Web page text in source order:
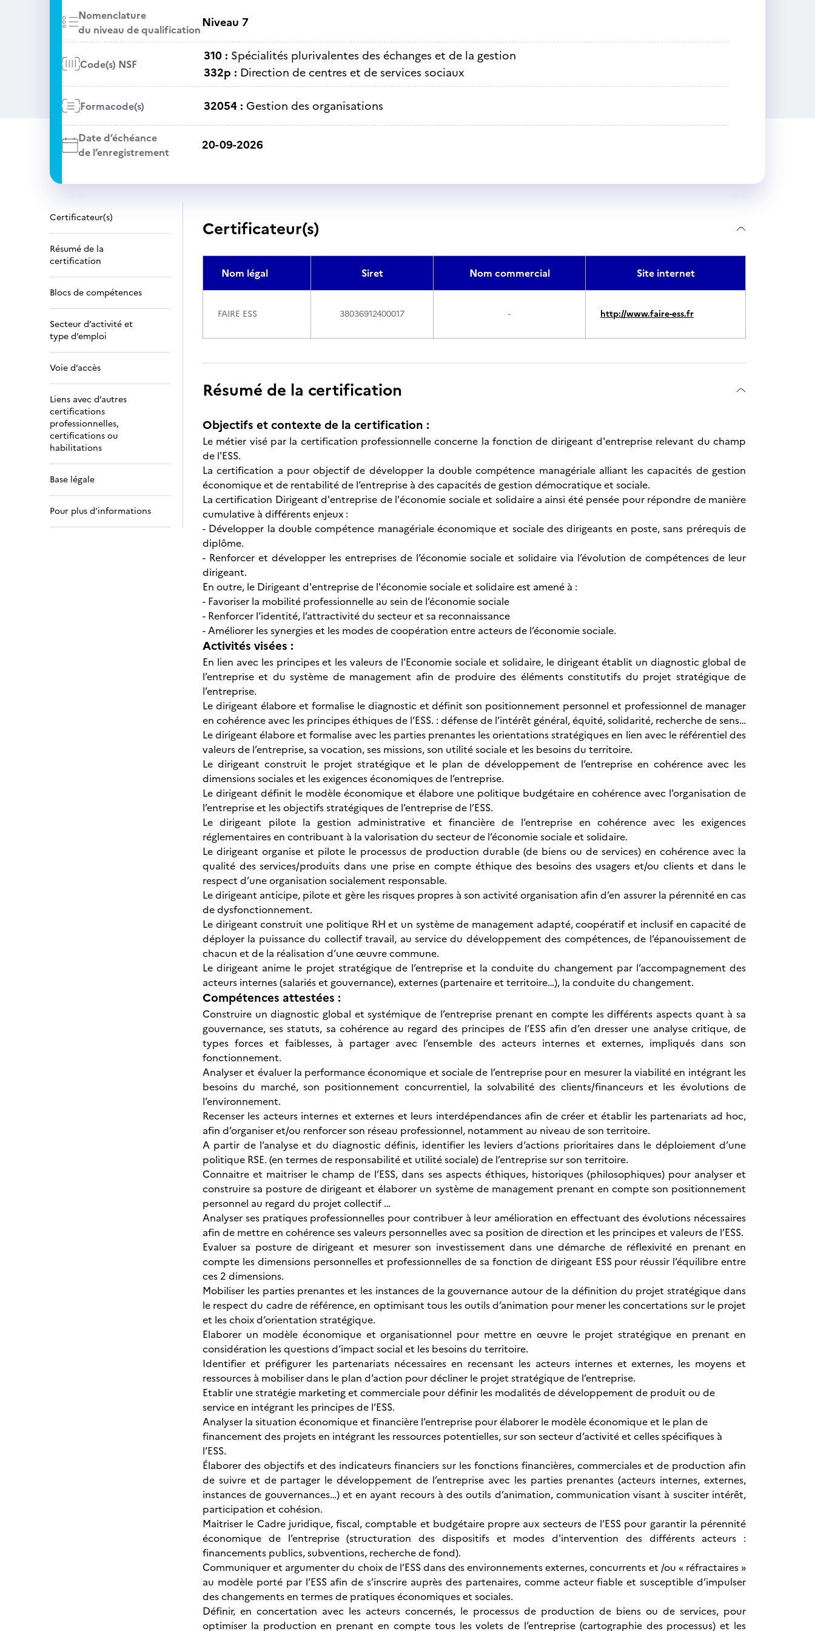
Nomenclature
du niveau de qualificationNiveau 7
Code(s) NSF
310 : Spécialités plurivalentes des échanges et de la gestion
332p : Direction de centres et de services sociaux
Formacode(s) 32054 : Gestion des organisations
Date d’échéance
de l’enregistrement
20-09-2026
Certificateur(s)
Résumé de la
certification
Blocs de compétences
Secteur d’activité et
type d’emploi
Voie d’accès
Liens avec d’autres
certifications
professionnelles,
certifications ou
habilitations
Base légale
Pour plus d’informations
Certificateur(s)
Nom légal Siret Nom commercial Site internet
FAIRE ESS 38036912400017 - http://www.faire-ess.fr
Résumé de la certification
Objectifs et contexte de la certification :
Le métier visé par la certification professionnelle concerne la fonction de dirigeant d'entreprise relevant du champ
de l'ESS.
La certification a pour objectif de développer la double compétence managériale alliant les capacités de gestion
économique et de rentabilité de l’entreprise à des capacités de gestion démocratique et sociale.
La certification Dirigeant d'entreprise de l'économie sociale et solidaire a ainsi été pensée pour répondre de manière
cumulative à différents enjeux :
- Développer la double compétence managériale économique et sociale des dirigeants en poste, sans prérequis de
diplôme.
- Renforcer et développer les entreprises de l’économie sociale et solidaire via l’évolution de compétences de leur
dirigeant.
En outre, le Dirigeant d'entreprise de l'économie sociale et solidaire est amené à :
- Favoriser la mobilité professionnelle au sein de l’économie sociale
- Renforcer l’identité, l’attractivité du secteur et sa reconnaissance
- Améliorer les synergies et les modes de coopération entre acteurs de l’économie sociale.
Activités visées :
En lien avec les principes et les valeurs de l’Economie sociale et solidaire, le dirigeant établit un diagnostic global de
l’entreprise et du système de management afin de produire des éléments constitutifs du projet stratégique de
l’entreprise.
Le dirigeant élabore et formalise le diagnostic et définit son positionnement personnel et professionnel de manager
en cohérence avec les principes éthiques de l’ESS. : défense de l’intérêt général, équité, solidarité, recherche de sens…
Le dirigeant élabore et formalise avec les parties prenantes les orientations stratégiques en lien avec le référentiel des
valeurs de l’entreprise, sa vocation, ses missions, son utilité sociale et les besoins du territoire.
Le dirigeant construit le projet stratégique et le plan de développement de l’entreprise en cohérence avec les
dimensions sociales et les exigences économiques de l’entreprise.
Le dirigeant définit le modèle économique et élabore une politique budgétaire en cohérence avec l’organisation de
l’entreprise et les objectifs stratégiques de l’entreprise de l’ESS.
Le dirigeant pilote la gestion administrative et financière de l’entreprise en cohérence avec les exigences
réglementaires en contribuant à la valorisation du secteur de l’économie sociale et solidaire.
Le dirigeant organise et pilote le processus de production durable (de biens ou de services) en cohérence avec la
qualité des services/produits dans une prise en compte éthique des besoins des usagers et/ou clients et dans le
respect d’une organisation socialement responsable.
Le dirigeant anticipe, pilote et gère les risques propres à son activité organisation afin d’en assurer la pérennité en cas
de dysfonctionnement.
Le dirigeant construit une politique RH et un système de management adapté, coopératif et inclusif en capacité de
déployer la puissance du collectif travail, au service du développement des compétences, de l’épanouissement de
chacun et de la réalisation d’une œuvre commune.
Le dirigeant anime le projet stratégique de l’entreprise et la conduite du changement par l’accompagnement des
acteurs internes (salariés et gouvernance), externes (partenaire et territoire…), la conduite du changement.
Compétences attestées :
Construire un diagnostic global et systémique de l’entreprise prenant en compte les différents aspects quant à sa
gouvernance, ses statuts, sa cohérence au regard des principes de l’ESS afin d’en dresser une analyse critique, de
types forces et faiblesses, à partager avec l’ensemble des acteurs internes et externes, impliqués dans son
fonctionnement.
Analyser et évaluer la performance économique et sociale de l’entreprise pour en mesurer la viabilité en intégrant les
besoins du marché, son positionnement concurrentiel, la solvabilité des clients/financeurs et les évolutions de
l’environnement.
Recenser les acteurs internes et externes et leurs interdépendances afin de créer et établir les partenariats ad hoc,
afin d’organiser et/ou renforcer son réseau professionnel, notamment au niveau de son territoire.
A partir de l’analyse et du diagnostic définis, identifier les leviers d’actions prioritaires dans le déploiement d’une
politique RSE. (en termes de responsabilité et utilité sociale) de l’entreprise sur son territoire.
Connaitre et maitriser le champ de l’ESS, dans ses aspects éthiques, historiques (philosophiques) pour analyser et
construire sa posture de dirigeant et élaborer un système de management prenant en compte son positionnement
personnel au regard du projet collectif …
Analyser ses pratiques professionnelles pour contribuer à leur amélioration en effectuant des évolutions nécessaires
afin de mettre en cohérence ses valeurs personnelles avec sa position de direction et les principes et valeurs de l’ESS.
Evaluer sa posture de dirigeant et mesurer son investissement dans une démarche de réflexivité en prenant en
compte les dimensions personnelles et professionnelles de sa fonction de dirigeant ESS pour réussir l’équilibre entre
ces 2 dimensions.
Mobiliser les parties prenantes et les instances de la gouvernance autour de la définition du projet stratégique dans
le respect du cadre de référence, en optimisant tous les outils d’animation pour mener les concertations sur le projet
et les choix d’orientation stratégique.
Elaborer un modèle économique et organisationnel pour mettre en œuvre le projet stratégique en prenant en
considération les questions d’impact social et les besoins du territoire.
Identifier et préfigurer les partenariats nécessaires en recensant les acteurs internes et externes, les moyens et
ressources à mobiliser dans le plan d’action pour décliner le projet stratégique de l’entreprise.
Etablir une stratégie marketing et commerciale pour définir les modalités de développement de produit ou de
service en intégrant les principes de l’ESS.
Analyser la situation économique et financière l’entreprise pour élaborer le modèle économique et le plan de
financement des projets en intégrant les ressources potentielles, sur son secteur d’activité et celles spécifiques à
l’ESS.
Élaborer des objectifs et des indicateurs financiers sur les fonctions financières, commerciales et de production afin
de suivre et de partager le développement de l’entreprise avec les parties prenantes (acteurs internes, externes,
instances de gouvernances…) et en ayant recours à des outils d’animation, communication visant à susciter intérêt,
participation et cohésion.
Maitriser le Cadre juridique, fiscal, comptable et budgétaire propre aux secteurs de l’ESS pour garantir la pérennité
économique de l’entreprise (structuration des dispositifs et modes d'intervention des différents acteurs :
financements publics, subventions, recherche de fond).
Communiquer et argumenter du choix de l’ESS dans des environnements externes, concurrents et /ou « réfractaires »
au modèle porté par l’ESS afin de s’inscrire auprès des partenaires, comme acteur fiable et susceptible d’impulser
des changements en termes de pratiques économiques et sociales.
Définir, en concertation avec les acteurs concernés, le processus de production de biens ou de services, pour
optimiser la production en prenant en compte tous les volets de l’entreprise (cartographie des processus) et les